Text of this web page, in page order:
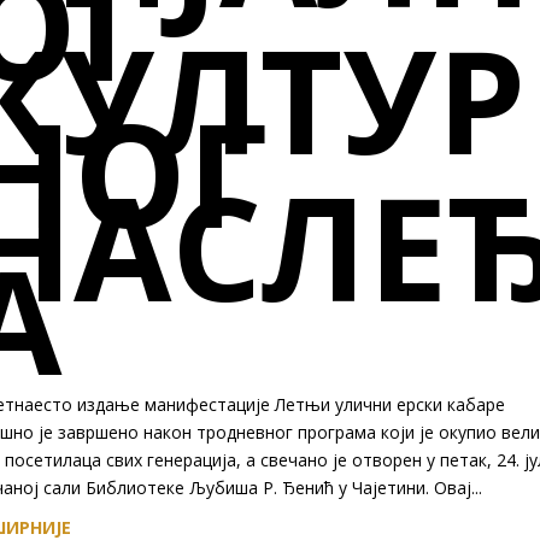
НОГ
издање манифестације Летњи улични ерски кабаре
је завршено након тродневног програма који је окупио
посетилаца свих генерација, а свечано је отворен у петак, 24.
сали Библиотеке Љубиша Р. Ђенић у Чајетини. Овај...